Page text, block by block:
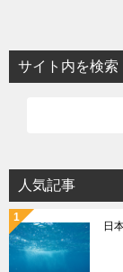
サイト内を検索
人気記事
日